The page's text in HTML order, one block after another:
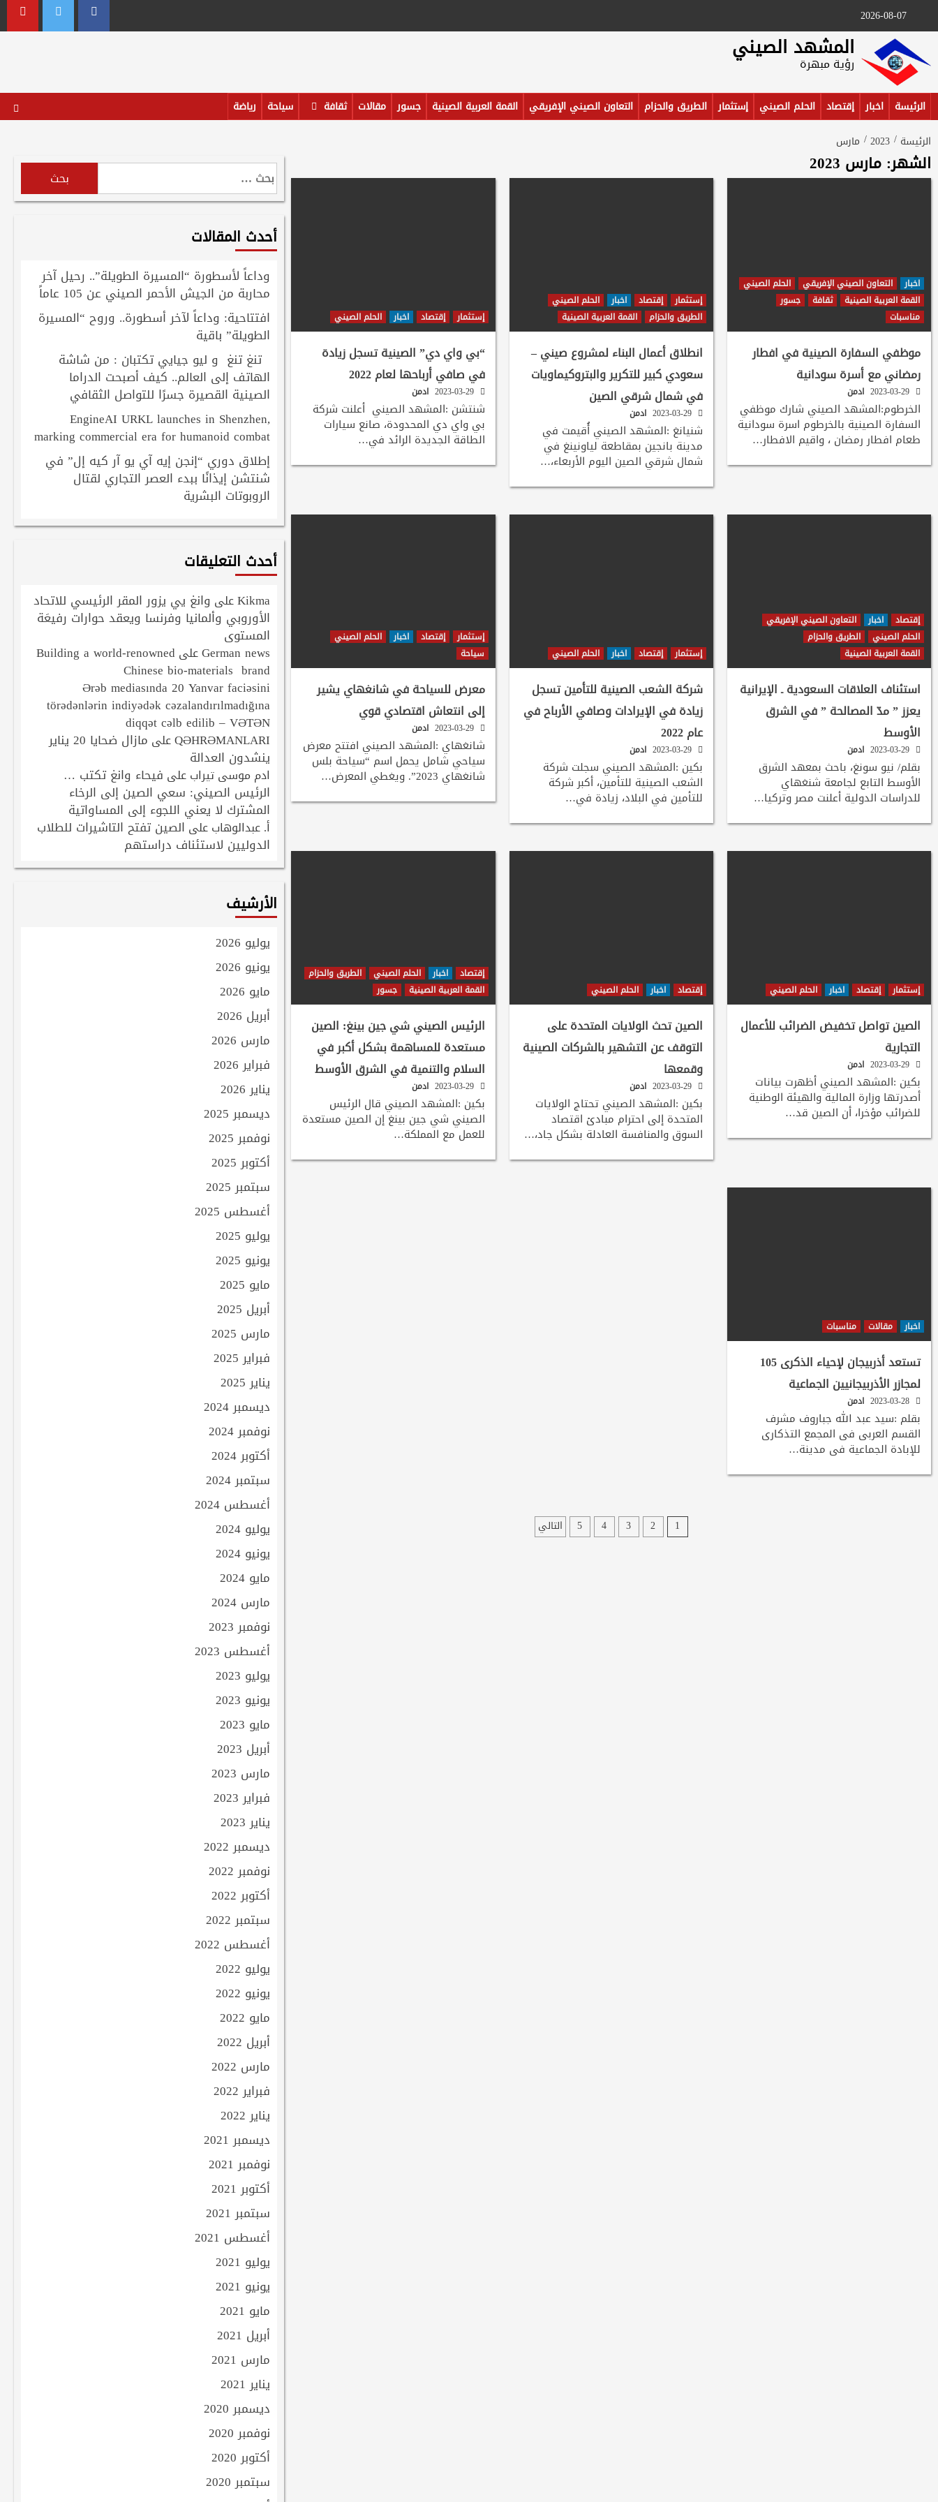
2026-08-07
Facebook
Twitter
المشهد الصيني
رؤية مبهرة
الرئيسة اخبار إقتصاد الحلم الصيني إستثمار الطريق والحزام التعاون الصيني الإفريقي القمة العربية الصينية جسور مقالات ثقافة سياحة
رياضة
الرئيسة 2023 مارس
الشهر: مارس 2023
اخبار التعاون الصيني الإفريقي
الحلم الصيني
القمة العربية الصينية
ثقافة
جسور
مناسبات
موظفي السفارة الصينية في افطار
رمضاني مع أسرة سودانية
ادمن
الخرطوم:المشهد الصيني شارك موظفي
السفارة الصينية بالخرطوم اسرة سودانية
طعام افطار رمضان ، واقيم الافطار…
إستثمار إقتصاد اخبار
الحلم الصيني
الطريق والحزام
القمة العربية الصينية
انطلاق أعمال البناء لمشروع صيني –
سعودي كبير للتكرير والبتروكيماويات
في شمال شرقي الصين
2023-03-29 ادمن
شنيانغ :المشهد الصيني أُقيمت في
مدينة بانجين بمقاطعة لياونينغ في
شمال شرقي الصين اليوم الأربعاء،…
إستثمار إقتصاد اخبار الحلم الصيني
“بي واي دي” الصينية تسجل زيادة
في صافي أرباحها لعام 2022
2023-03-29 ادمن
شنتشن :المشهد الصيني أعلنت شركة
بي واي دي المحدودة، صانع سيارات
الطاقة الجديدة الرائد في…
إقتصاد اخبار
التعاون الصيني الإفريقي
الحلم الصيني
الطريق والحزام
القمة العربية الصينية
استئناف العلاقات السعودية ـ الإيرانية
يعزز ” مدّ المصالحة ” في الشرق
الأوسط
ادمن
بقلم/ نيو سونغ، باحث بمعهد الشرق
الأوسط التابع لجامعة شنغهاي
للدراسات الدولية أعلنت مصر وتركيا…
إستثمار إقتصاد اخبار الحلم الصيني
شركة الشعب الصينية للتأمين تسجل
زيادة في الإيرادات وصافي الأرباح في
عام 2022
2023-03-29 ادمن
بكين :المشهد الصيني سجلت شركة
الشعب الصينية للتأمين، أكبر شركة
للتأمين في البلاد، زيادة في…
إستثمار إقتصاد اخبار
الحلم الصيني
سياحة
معرض للسياحة في شانغهاي يشير
إلى انتعاش اقتصادي قوي
2023-03-29 ادمن
شانغهاي :المشهد الصيني افتتح معرض
سياحي شامل يحمل اسم “سياحة بلس
شانغهاي 2023”. ويغطي المعرض…
إستثمار إقتصاد اخبار الحلم الصيني
الصين تواصل تخفيض الضرائب للأعمال
التجارية
ادمن
بكين :المشهد الصيني أظهرت بيانات
أصدرتها وزارة المالية والهيئة الوطنية
للضرائب مؤخرا، أن الصين قد…
إقتصاد اخبار الحلم الصيني
الصين تحث الولايات المتحدة على
التوقف عن التشهير بالشركات الصينية
وقمعها
2023-03-29 ادمن
بكين :المشهد الصيني تحتاج الولايات
المتحدة إلى احترام مبادئ اقتصاد
السوق والمنافسة العادلة بشكل جاد،…
إقتصاد اخبار الحلم الصيني
الطريق والحزام
القمة العربية الصينية
جسور
الرئيس الصيني شي جين بينغ: الصين
مستعدة للمساهمة بشكل أكبر في
السلام والتنمية في الشرق الأوسط
2023-03-29 ادمن
بكين :المشهد الصيني قال الرئيس
الصيني شي جين بينغ إن الصين مستعدة
للعمل مع المملكة…
اخبار مقالات مناسبات
تستعد أذربيجان لإحياء الذكرى 105
لمجازر الأذربيجانيين الجماعية
ادمن
بقلم :سيد عبد الله جباروف مشرف
القسم العربى فى المجمع التذكارى
للإبادة الجماعية فى مدينة…
تصفّح
المقالات
1
2
3
4
5 التالي
البحث
عن:
أحدث المقالات
وداعاً لأسطورة “المسيرة الطويلة”.. رحيل آخر
محاربة من الجيش الأحمر الصيني عن 105 عاماً
افتتاحية: وداعاً لآخر أسطورة.. وروح “المسيرة
الطويلة” باقية
تنغ تنغ و ليو جيايي تكتبان : من شاشة
الهاتف إلى العالم.. كيف أصبحت الدراما
الصينية القصيرة جسرًا للتواصل الثقافي
EngineAI URKL launches in Shenzhen,
marking commercial era for humanoid combat
إطلاق دوري “إنجن إيه آي يو آر كيه إل” في
شنتشن إيذانًا ببدء العصر التجاري لقتال
الروبوتات البشرية
أحدث التعليقات
Kikmaعلى وانغ يي يزور المقر الرئيسي للاتحاد
الأوروبي وألمانيا وفرنسا ويعقد حوارات رفيعَة
المستوى
German newsعلى Building a world-renowned
Chinese bio-materials brand
Ərəb mediasında 20 Yanvar faciəsini
törədənlərin indiyədək cəzalandırılmadığına
diqqət cəlb edilib – VƏTƏN
QƏHRƏMANLARIعلى مازال ضحايا 20 يناير
ينشدون العدالة
ادم موسى تيرابعلى فيحاء وانغ تكتب …
الرئيس الصيني: سعي الصين إلى الرخاء
المشترك لا يعني اللجوء إلى المساواتية
أ. عبدالوهابعلى الصين تفتح التاشيرات للطلاب
الدوليين لاستئناف دراستهم
الأرشيف
يوليو 2026
يونيو 2026
مايو 2026
أبريل 2026
مارس 2026
فبراير 2026
يناير 2026
ديسمبر 2025
نوفمبر 2025
أكتوبر 2025
سبتمبر 2025
أغسطس 2025
يوليو 2025
يونيو 2025
مايو 2025
أبريل 2025
مارس 2025
فبراير 2025
يناير 2025
ديسمبر 2024
نوفمبر 2024
أكتوبر 2024
سبتمبر 2024
أغسطس 2024
يوليو 2024
يونيو 2024
مايو 2024
مارس 2024
نوفمبر 2023
أغسطس 2023
يوليو 2023
يونيو 2023
مايو 2023
أبريل 2023
مارس 2023
فبراير 2023
يناير 2023
ديسمبر 2022
نوفمبر 2022
أكتوبر 2022
سبتمبر 2022
أغسطس 2022
يوليو 2022
يونيو 2022
مايو 2022
أبريل 2022
مارس 2022
فبراير 2022
يناير 2022
ديسمبر 2021
نوفمبر 2021
أكتوبر 2021
سبتمبر 2021
أغسطس 2021
يوليو 2021
يونيو 2021
مايو 2021
أبريل 2021
مارس 2021
يناير 2021
ديسمبر 2020
نوفمبر 2020
أكتوبر 2020
سبتمبر 2020